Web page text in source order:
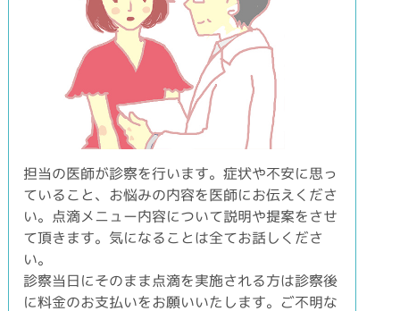
担当の医師が診察を行います。症状や不安に思っ
ていること、お悩みの内容を医師にお伝えくださ
い。点滴メニュー内容について説明や提案をさせ
て頂きます。気になることは全てお話しくださ
い。
診察当日にそのまま点滴を実施される方は診察後
に料金のお支払いをお願いいたします。ご不明な